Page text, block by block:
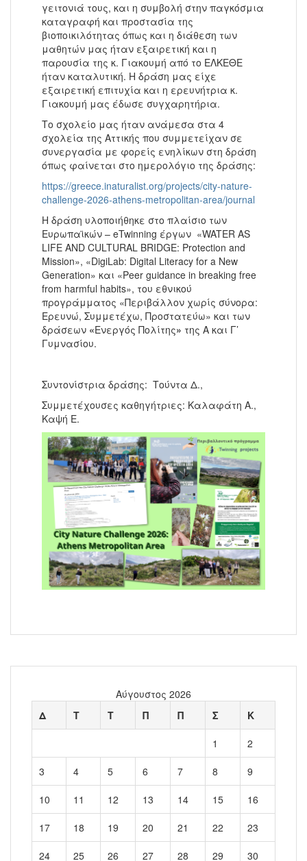
γειτονιά τους, και η συμβολή στην παγκόσμια
καταγραφή και προστασία της
βιοποικιλότητας όπως και η διάθεση των
μαθητών μας ήταν εξαιρετική και η
παρουσία της κ. Γιακουμή από το ΕΛΚΕΘΕ
ήταν καταλυτική. Η δράση μας είχε
εξαιρετική επιτυχία και η ερευνήτρια κ.
Γιακουμή μας έδωσε συγχαρητήρια.
Το σχολείο μας ήταν ανάμεσα στα 4
σχολεία της Αττικής που συμμετείχαν σε
συνεργασία με φορείς ενηλίκων στη δράση
όπως φαίνεται στο ημερολόγιο της δράσης:
https://greece.inaturalist.org/projects/city-nature-
challenge-2026-athens-metropolitan-area/journal
Η δράση υλοποιήθηκε στο πλαίσιο των
Ευρωπαϊκών – eTwinning έργων «WATER AS
LIFE AND CULTURAL BRIDGE: Protection and
Mission», «DigiLab: Digital Literacy for a New
Generation» και «Peer guidance in breaking free
from harmful habits», του εθνικού
προγράμματος «Περιβάλλον χωρίς σύνορα:
Ερευνώ, Συμμετέχω, Προστατεύω» και των
δράσεων «Ενεργός Πολίτης» της Α και Γ’
Γυμνασίου.
Συντονίστρια δράσης: Τούντα Δ.,
Συμμετέχουσες καθηγήτριες: Καλαφάτη Α.,
Καψή Ε.
Αύγουστος 2026
Δ
Τ Τ Π Π Σ Κ
1 2
3 4 5 6 7 8 9
10 11 12 13 14 15 16
17 18 19 20 21 22 23
24 25 26 27 28 29 30